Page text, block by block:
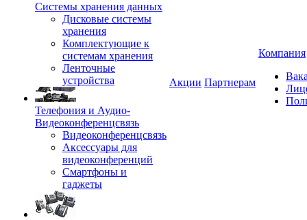
Системы хранения данных
Дисковые системы
хранения
Комплектующие к
системам хранения
Ленточные
устройства
Телефония и Аудио-
Видеоконференцсвязь
Видеоконференцсвязь
Аксессуары для
видеоконференций
Смартфоны и
гаджеты
Акции Партнерам
Компания